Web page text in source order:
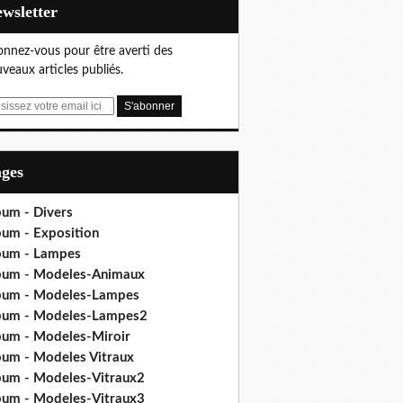
vous pour être averti des
articles publiés.
- Divers
- Exposition
- Lampes
- Modeles-Animaux
- Modeles-Lampes
- Modeles-Lampes2
- Modeles-Miroir
- Modeles Vitraux
- Modeles-Vitraux2
- Modeles-Vitraux3